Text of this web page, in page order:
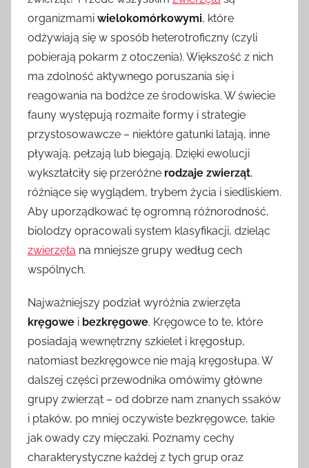
organizmami wielokomórkowymi, które
odżywiają się w sposób heterotroficzny (czyli
pobierają pokarm z otoczenia). Większość z nich
ma zdolność aktywnego poruszania się i
reagowania na bodźce ze środowiska. W świecie
fauny występują rozmaite formy i strategie
przystosowawcze – niektóre gatunki latają, inne
pływają, pełzają lub biegają. Dzięki ewolucji
wykształciły się przeróżne rodzaje zwierząt,
różniące się wyglądem, trybem życia i siedliskiem.
Aby uporządkować tę ogromną różnorodność,
biolodzy opracowali system klasyfikacji, dzieląc
zwierzęta na mniejsze grupy według cech
wspólnych.
Najważniejszy podział wyróżnia zwierzęta
kręgowe i bezkręgowe. Kręgowce to te, które
posiadają wewnętrzny szkielet i kręgosłup,
natomiast bezkręgowce nie mają kręgosłupa. W
dalszej części przewodnika omówimy główne
grupy zwierząt – od dobrze nam znanych ssaków
i ptaków, po mniej oczywiste bezkręgowce, takie
jak owady czy mięczaki. Poznamy cechy
charakterystyczne każdej z tych grup oraz